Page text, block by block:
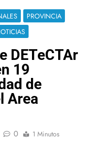
PROVINCIA
DETeCTAr
19
de
Area
0 1 Minutos